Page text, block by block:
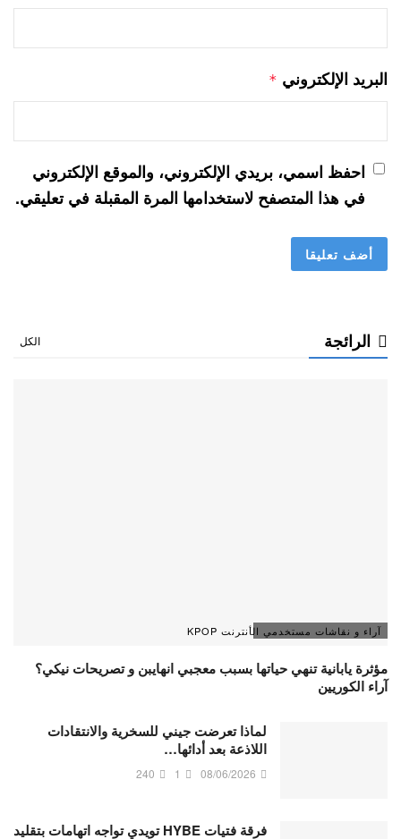
البريد الإلكتروني *
احفظ اسمي، بريدي الإلكتروني، والموقع الإلكتروني
في هذا المتصفح لاستخدامها المرة المقبلة في تعليقي.
الرائجة الكل
آراء و نقاشات مستخدمي الأنترنت KPOP
مؤثرة يابانية تنهي حياتها بسبب معجبي انهايبن و تصريحات نيكي؟
آراء الكوريين
لماذا تعرضت جيني للسخرية والانتقادات
اللاذعة بعد أدائها…
08/06/2026
1
240
فرقة فتيات HYBE تويدي تواجه اتهامات بتقليد